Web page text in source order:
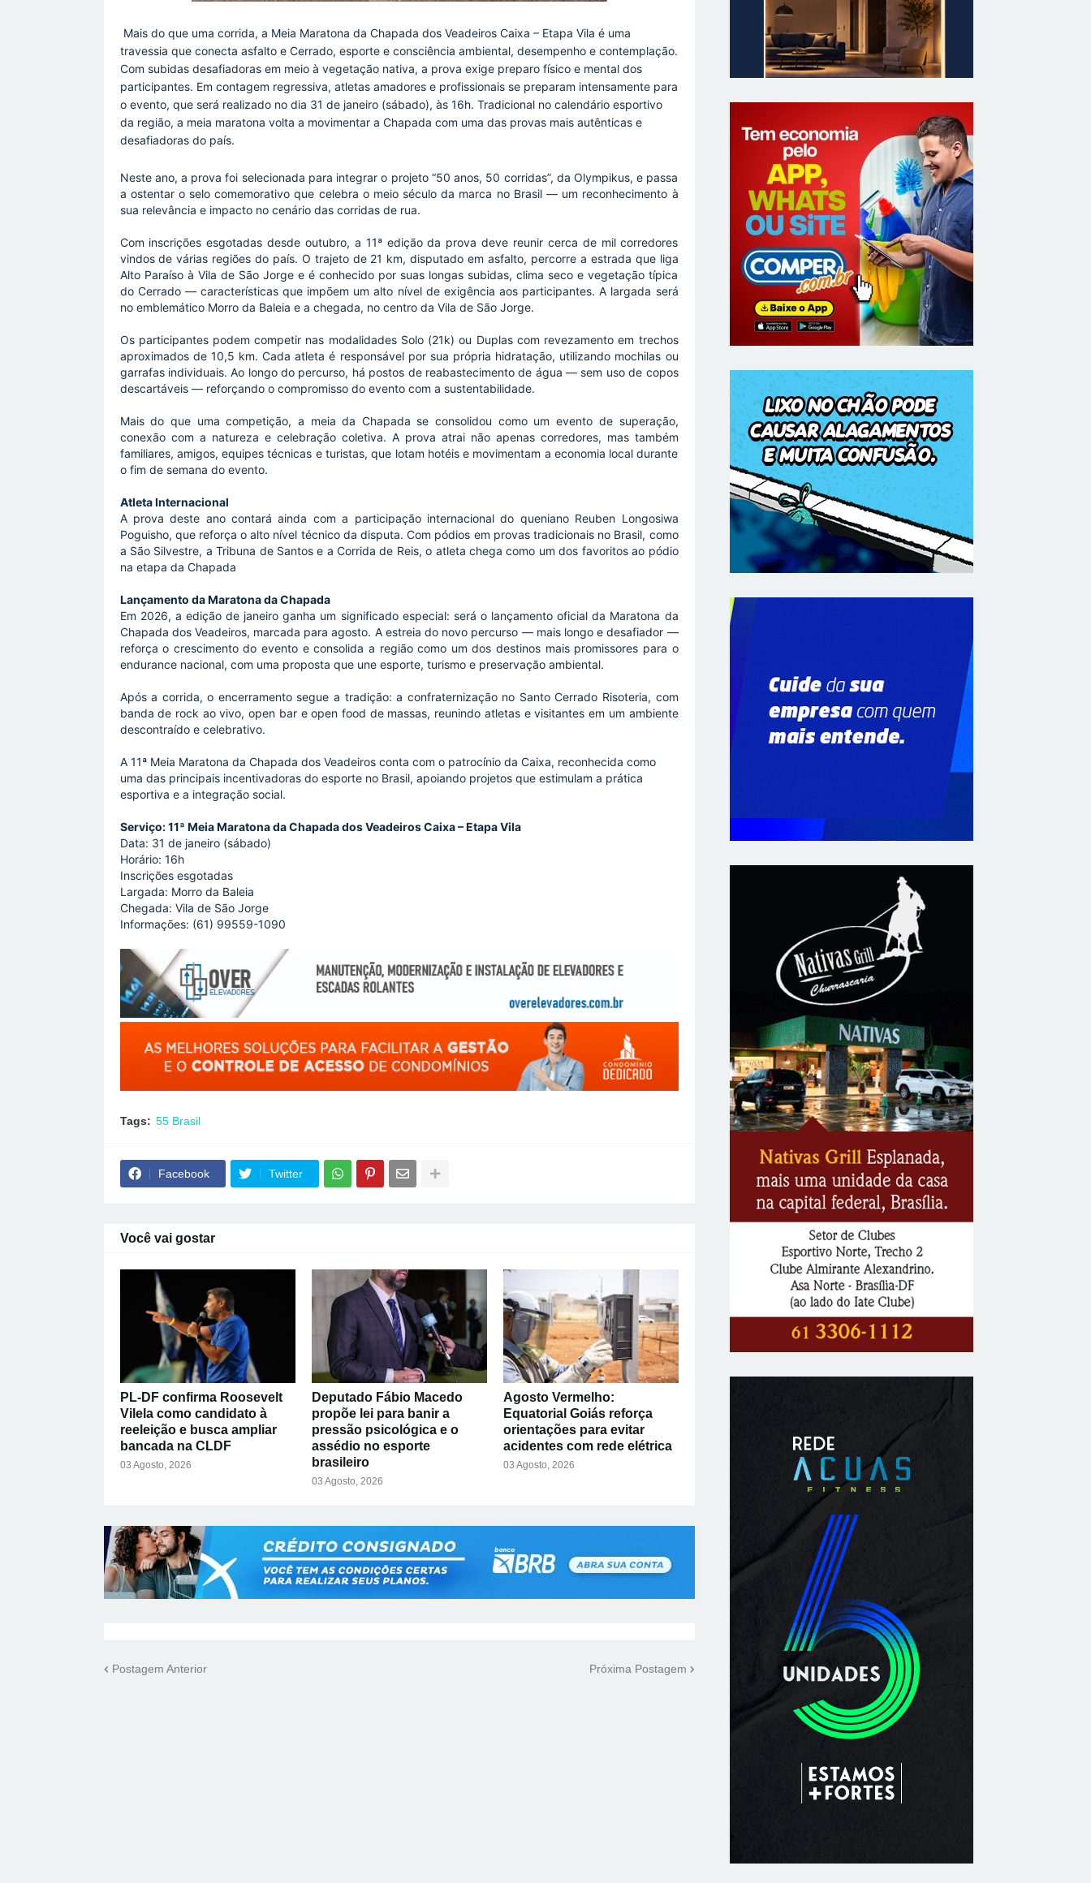
Mais do que uma corrida, a Meia Maratona da Chapada dos Veadeiros Caixa – Etapa Vila é uma
travessia que conecta asfalto e Cerrado, esporte e consciência ambiental, desempenho e contemplação.
Com subidas desafiadoras em meio à vegetação nativa, a prova exige preparo físico e mental dos
participantes. Em contagem regressiva, atletas amadores e profissionais se preparam intensamente para
o evento, que será realizado no dia 31 de janeiro (sábado), às 16h. Tradicional no calendário esportivo
da região, a meia maratona volta a movimentar a Chapada com uma das provas mais autênticas e
desafiadoras do país.
Neste ano, a prova foi selecionada para integrar o projeto “50 anos, 50 corridas”, da Olympikus, e passa
a ostentar o selo comemorativo que celebra o meio século da marca no Brasil — um reconhecimento à
sua relevância e impacto no cenário das corridas de rua.
Com inscrições esgotadas desde outubro, a 11ª edição da prova deve reunir cerca de mil corredores
vindos de várias regiões do país. O trajeto de 21 km, disputado em asfalto, percorre a estrada que liga
Alto Paraíso à Vila de São Jorge e é conhecido por suas longas subidas, clima seco e vegetação típica
do Cerrado — características que impõem um alto nível de exigência aos participantes. A largada será
no emblemático Morro da Baleia e a chegada, no centro da Vila de São Jorge.
Os participantes podem competir nas modalidades Solo (21k) ou Duplas com revezamento em trechos
aproximados de 10,5 km. Cada atleta é responsável por sua própria hidratação, utilizando mochilas ou
garrafas individuais. Ao longo do percurso, há postos de reabastecimento de água — sem uso de copos
descartáveis — reforçando o compromisso do evento com a sustentabilidade.
Mais do que uma competição, a meia da Chapada se consolidou como um evento de superação,
conexão com a natureza e celebração coletiva. A prova atrai não apenas corredores, mas também
familiares, amigos, equipes técnicas e turistas, que lotam hotéis e movimentam a economia local durante
o fim de semana do evento.
Atleta Internacional
A prova deste ano contará ainda com a participação internacional do queniano Reuben Longosiwa
Poguisho, que reforça o alto nível técnico da disputa. Com pódios em provas tradicionais no Brasil, como
a São Silvestre, a Tribuna de Santos e a Corrida de Reis, o atleta chega como um dos favoritos ao pódio
na etapa da Chapada
Lançamento da Maratona da Chapada
Em 2026, a edição de janeiro ganha um significado especial: será o lançamento oficial da Maratona da
Chapada dos Veadeiros, marcada para agosto. A estreia do novo percurso — mais longo e desafiador —
reforça o crescimento do evento e consolida a região como um dos destinos mais promissores para o
endurance nacional, com uma proposta que une esporte, turismo e preservação ambiental.
Após a corrida, o encerramento segue a tradição: a confraternização no Santo Cerrado Risoteria, com
banda de rock ao vivo, open bar e open food de massas, reunindo atletas e visitantes em um ambiente
descontraído e celebrativo.
A 11ª Meia Maratona da Chapada dos Veadeiros conta com o patrocínio da Caixa, reconhecida como
uma das principais incentivadoras do esporte no Brasil, apoiando projetos que estimulam a prática
esportiva e a integração social.
Serviço: 11ª Meia Maratona da Chapada dos Veadeiros Caixa – Etapa Vila
Data: 31 de janeiro (sábado)
Horário: 16h
Inscrições esgotadas
Largada: Morro da Baleia
Chegada: Vila de São Jorge
Informações: (61) 99559-1090
Tags: 55 Brasil
Facebook Twitter
Você vai gostar
PL-DF confirma Roosevelt
Vilela como candidato à
reeleição e busca ampliar
bancada na CLDF
03 Agosto, 2026
Deputado Fábio Macedo
propõe lei para banir a
pressão psicológica e o
assédio no esporte
brasileiro
03 Agosto, 2026
Agosto Vermelho:
Equatorial Goiás reforça
orientações para evitar
acidentes com rede elétrica
03 Agosto, 2026
Postagem Anterior Próxima Postagem